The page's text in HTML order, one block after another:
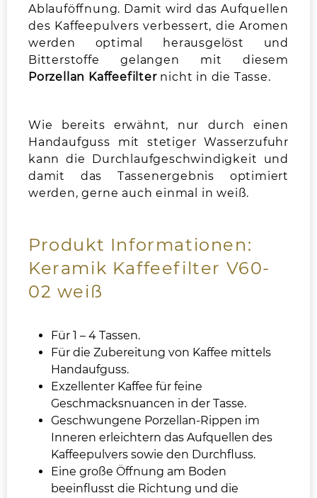
Ablauföffnung. Damit wird das Aufquellen
des Kaffeepulvers verbessert, die Aromen
werden optimal herausgelöst und
Bitterstoffe gelangen mit diesem
Porzellan Kaffeefilternicht in die Tasse.
Wie bereits erwähnt, nur durch einen
Handaufguss mit stetiger Wasserzufuhr
kann die Durchlaufgeschwindigkeit und
damit das Tassenergebnis optimiert
werden, gerne auch einmal in weiß.
Produkt Informationen:
Keramik Kaffeefilter V60-
02 weiß
Für 1 – 4 Tassen.
Für die Zubereitung von Kaffee mittels
Handaufguss.
Exzellenter Kaffee für feine
Geschmacksnuancen in der Tasse.
Geschwungene Porzellan-Rippen im
Inneren erleichtern das Aufquellen des
Kaffeepulvers sowie den Durchfluss.
Eine große Öffnung am Boden
beeinflusst die Richtung und die